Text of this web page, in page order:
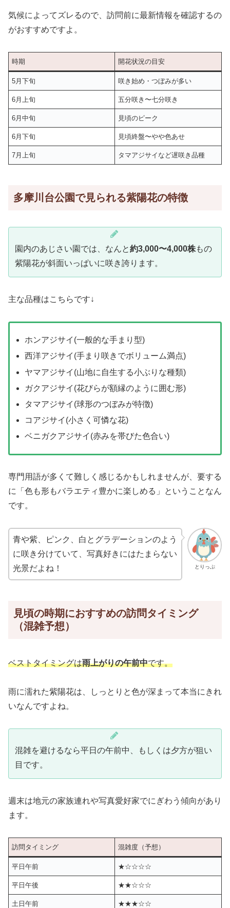
気候によってズレるので、訪問前に最新情報を確認するの
がおすすめですよ。
時期 開花状況の目安
5月下旬 咲き始め・つぼみが多い
6月上旬 五分咲き〜七分咲き
6月中旬 見頃のピーク
6月下旬 見頃終盤〜やや色あせ
7月上旬 タマアジサイなど遅咲き品種
多摩川台公園で見られる紫陽花の特徴
園内のあじさい園では、なんと約3,000〜4,000株もの
紫陽花が斜面いっぱいに咲き誇ります。
主な品種はこちらです↓
ホンアジサイ(一般的な手まり型)
西洋アジサイ(手まり咲きでボリューム満点)
ヤマアジサイ(山地に自生する小ぶりな種類)
ガクアジサイ(花びらが額縁のように囲む形)
タマアジサイ(球形のつぼみが特徴)
コアジサイ(小さく可憐な花)
ベニガクアジサイ(赤みを帯びた色合い)
専門用語が多くて難しく感じるかもしれませんが、要する
に「色も形もバラエティ豊かに楽しめる」ということなん
です。
とりっぷ
青や紫、ピンク、白とグラデーションのよう
に咲き分けていて、写真好きにはたまらない
光景だよね！
見頃の時期におすすめの訪問タイミング
（混雑予想）
ベストタイミングは雨上がりの午前中です。
雨に濡れた紫陽花は、しっとりと色が深まって本当にきれ
いなんですよね。
混雑を避けるなら平日の午前中、もしくは夕方が狙い
目です。
週末は地元の家族連れや写真愛好家でにぎわう傾向があり
ます。
訪問タイミング 混雑度（予想）
平日午前 ★☆☆☆☆
平日午後 ★★☆☆☆
土日午前 ★★★☆☆